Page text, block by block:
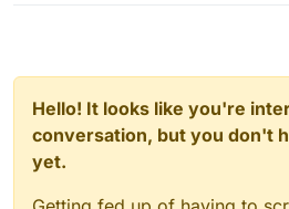
Hello! It looks like you're
conversation, but you don't
yet.